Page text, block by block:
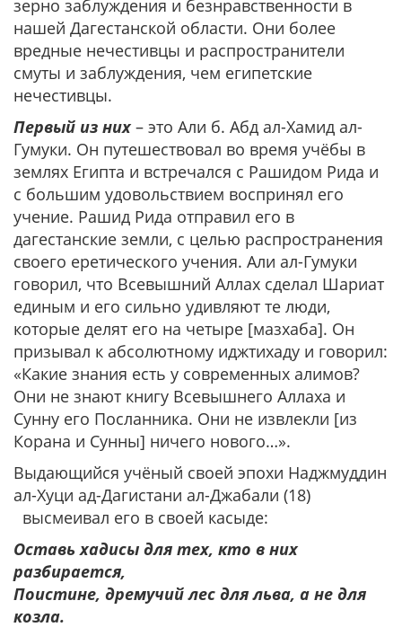
зерно заблуждения и безнравственности в
нашей Дагестанской области. Они более
вредные нечестивцы и распространители
смуты и заблуждения, чем египетские
нечестивцы.
Первый из них– это Али б. Абд ал-Хамид ал-
Гумуки. Он путешествовал во время учёбы в
землях Египта и встречался с Рашидом Рида и
с большим удовольствием воспринял его
учение. Рашид Рида отправил его в
дагестанские земли, с целью распространения
своего еретического учения. Али ал-Гумуки
говорил, что Всевышний Аллах сделал Шариат
единым и его сильно удивляют те люди,
которые делят его на четыре [мазхаба]. Он
призывал к абсолютному иджтихаду и говорил:
«Какие знания есть у современных алимов?
Они не знают книгу Всевышнего Аллаха и
Сунну его Посланника. Они не извлекли [из
Корана и Сунны] ничего нового…».
Выдающийся учёный своей эпохи Наджмуддин
ал-Хуци ад-Дагистани ал-Джабали (18)
высмеивал его в своей касыде:
Оставь хадисы для тех, кто в них
разбирается,
Поистине, дремучий лес для льва, а не для
козла.